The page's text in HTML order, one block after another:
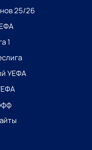
25/26
1
УЕФА